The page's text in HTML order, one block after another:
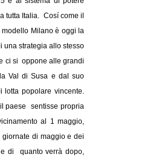
tutta Italia. Cosí come il
Milano è oggi la
strategia allo stesso
ci si oppone alle grandi
Val di Susa e dal suo
popolare vincente.
paese sentisse propria
al 1 maggio,
di maggio e dei
di quanto verrà dopo,